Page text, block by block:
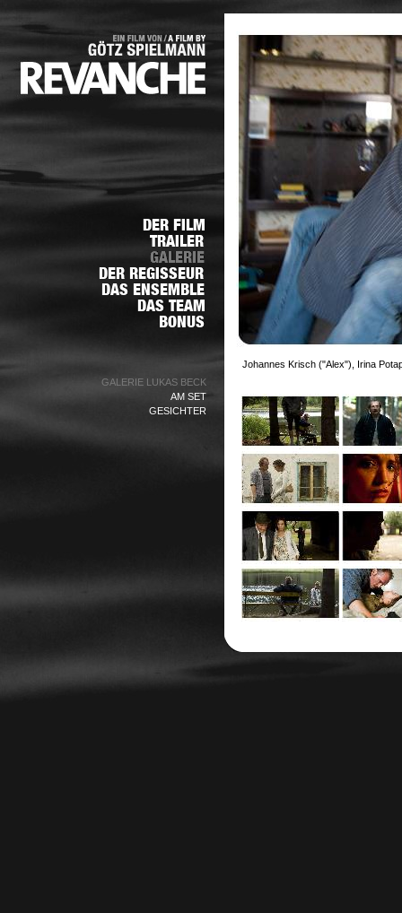
GALERIE LUKAS BECK
AM SET
GESICHTER
Johannes Krisch ("Alex"), Irina